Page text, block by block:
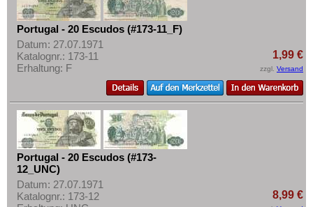
Portugal - 20 Escudos (#173-11_F)
Datum: 27.07.1971
Katalognr.: 173-11
Erhaltung: F
1,99 €
zzgl. Versand
Portugal - 20 Escudos (#173-
12_UNC)
Datum: 27.07.1971
Katalognr.: 173-12
8,99 €